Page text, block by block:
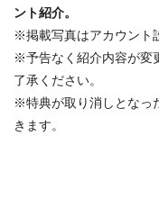
ント紹介。
※掲載写真はアカウント
※予告なく紹介内容が変
了承ください。
※特典が取り消しとなっ
きます。